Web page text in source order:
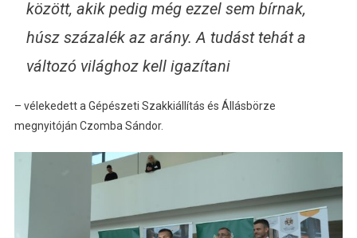
között, akik pedig még ezzel sem bírnak,
húsz százalék az arány. A tudást tehát a
változó világhoz kell igazítani
– vélekedett a Gépészeti Szakkiállítás és Állásbörze
megnyitóján Czomba Sándor.